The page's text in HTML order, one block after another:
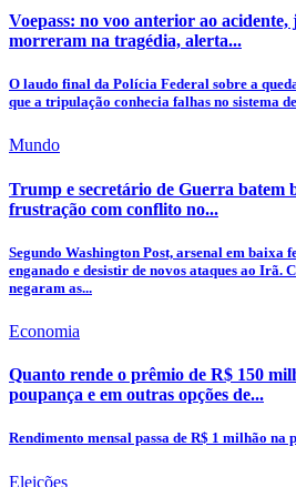
Voepass: no voo anterior ao
morreram na tragédia, alerta...
O laudo final da Polícia Federal sobre a
que a tripulação conhecia falhas no sistema
Mundo
Trump e secretário de Guerra batem
frustração com conflito no...
Segundo Washington Post, arsenal em baixa
enganado e desistir de novos ataques ao Irã.
negaram as...
Economia
Quanto rende o prêmio de R$ 150
poupança e em outras opções de...
Rendimento mensal passa de R$ 1 milhão na
Eleições